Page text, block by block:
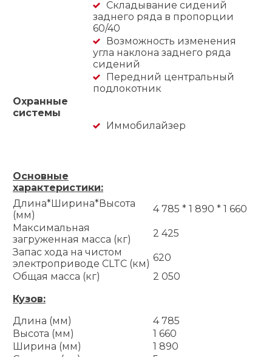
Складывание сидений
заднего ряда в пропорции
60/40
Возможность изменения
угла наклона заднего ряда
сидений
Передний центральный
подлокотник
Охранные
системы
Иммобилайзер
Основные
характеристики:
Длина*Ширина*Высота
(мм)
4 785 * 1 890 * 1 660
Максимальная
загруженная масса (кг)
2 425
Запас хода на чистом
электроприводе CLTC (км)
620
Общая масса (кг)
2 050
Кузов:
Длина (мм)
4 785
Высота (мм)
1 660
Ширина (мм)
1 890